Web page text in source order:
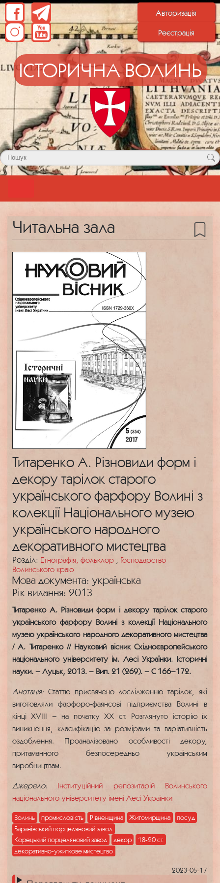
Авторизація
Реєстрація
ІСТОРИЧНА ВОЛИНЬ
Читальна зала
Титаренко А. Різновиди форм і
декору тарілок старого
українського фарфору Волині з
колекції Національного музею
українського народного
декоративного мистецтва
Розділ: Етнографія, фольклор
Господарство
Волинського краю
Мова документа: українська
Рік видання: 2013
Титаренко А. Різновиди форм і декору тарілок старого
українського фарфору Волині з колекції Національного
музею українського народного декоративного мистецтва
/ А. Титаренко // Науковий вісник Східноєвропейського
національного університету ім. Лесі Українки. Історичні
науки. – Луцьк, 2013. – Вип. 21 (269). – С 166–172.
Анотація: Статтю присвячено дослідженню тарілок, які
виготовляли фарфоро-фаянсові підприємства Волині в
кінці XVІII – на початку XX ст. Розглянуто історію їх
виникнення, класифікацію за розмірами та варіативність
оздоблення. Проаналізовано особливості декору,
притаманного безпосередньо українським
виробництвам.
Джерело:
Інституційний репозитарій Волинського
національного університету імені Лесі Українки
Волинь промисловість Рівненщина Житомирщина
посуд
Баранівський порцеляновий завод
Корецький порцеляновий завод
декор
18-20 ст.
декоративно-ужиткове мистецтво
2023-05-17